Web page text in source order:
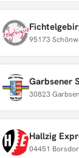
95173
Garbsener
30823 Garbsen
Hallzig
04451